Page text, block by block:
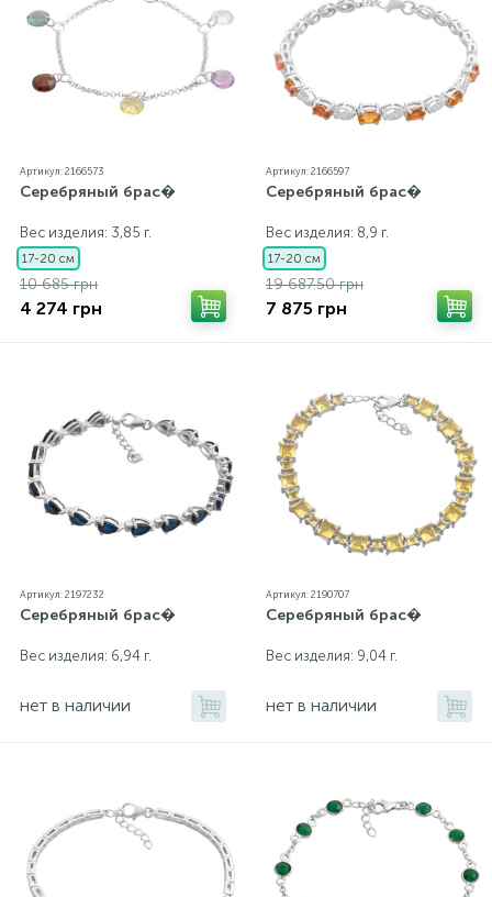
Артикул: 2166573
Серебряный брас�
Вес изделия: 3,85 г.
17-20 см
10 685 грн
4 274 грн
Артикул: 2166597
Серебряный брас�
Вес изделия: 8,9 г.
17-20 см
19 687.50 грн
7 875 грн
Артикул: 2197232
Серебряный брас�
Вес изделия: 6,94 г.
нет в наличии
Артикул: 2190707
Серебряный брас�
Вес изделия: 9,04 г.
нет в наличии